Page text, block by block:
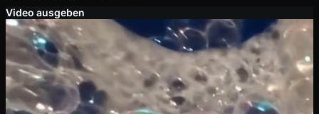
Video ausgeben